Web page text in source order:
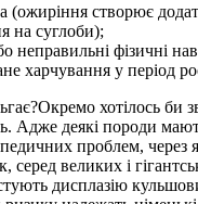
(ожиріння створює
на суглоби);
неправильні фізичні
харчування у період
Окремо хотілось би
Адже деякі породи
проблем, через
серед великих і
дисплазію